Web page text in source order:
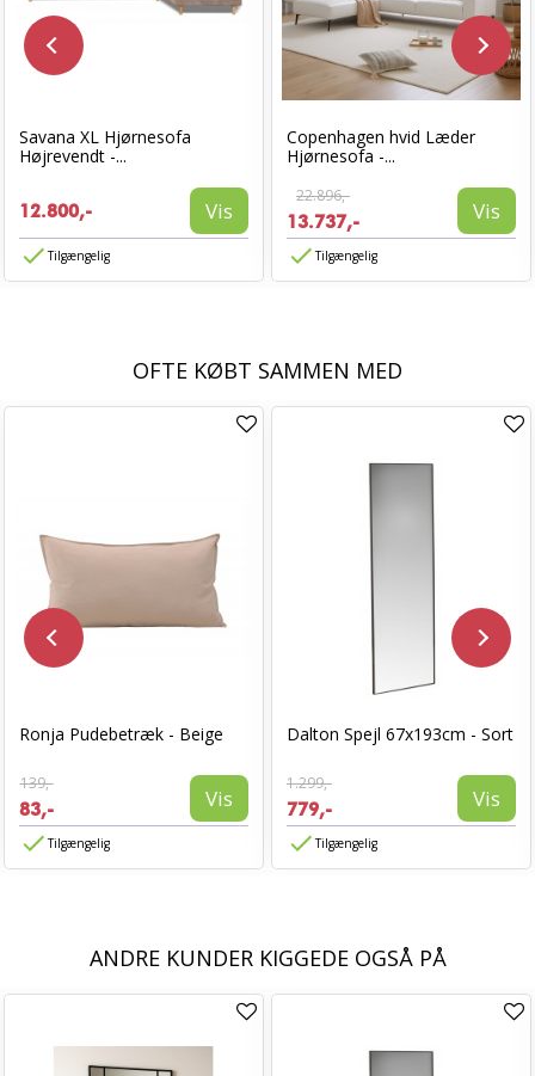
Savana XL Hjørnesofa
Højrevendt -...
12.800,- Vis
Tilgængelig
Copenhagen hvid Læder
Hjørnesofa -...
22.896,-
13.737,- Vis
Tilgængelig
OFTE KØBT SAMMEN MED
Ronja Pudebetræk - Beige
139,-
83,- Vis
Tilgængelig
Dalton Spejl 67x193cm - Sort
1.299,-
779,- Vis
Tilgængelig
ANDRE KUNDER KIGGEDE OGSÅ PÅ